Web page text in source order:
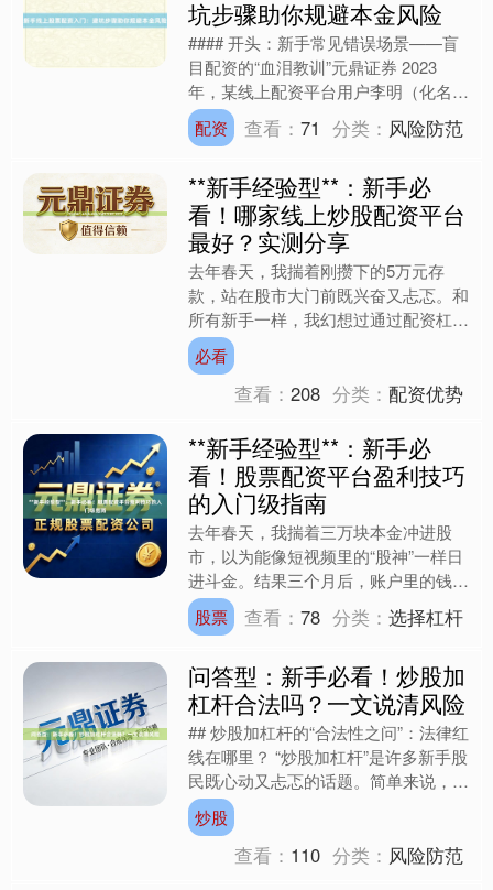
坑步骤助你规避本金风险
#### 开头：新手常见错误场景——盲
目配资的“血泪教训”元鼎证券 2023
年，某线上配资平台用户李明（化名）
因轻信“10倍杠杆，3天翻仓”的广告，
将5万元本金....
配资 查看：71 分类： 风险防范
**新手经验型**：新手必
看！哪家线上炒股配资平台
最好？实测分享
去年春天，我揣着刚攒下的5万元存
款，站在股市大门前既兴奋又忐忑。和
所有新手一样，我幻想过通过配资杠杆
快速实现财富增长，却在选择平台时陷
入迷雾——某平台客服承诺“....
必看
查看：208 分类：配资优势
**新手经验型**：新手必
看！股票配资平台盈利技巧
的入门级指南
去年春天，我揣着三万块本金冲进股
市，以为能像短视频里的“股神”一样日
进斗金。结果三个月后，账户里的钱只
剩不到一半，配资平台的利息却像雪球
一样越滚越大。那段日子，....
股票 查看：78 分类：选择杠杆
问答型：新手必看！炒股加
杠杆合法吗？一文说清风险
## 炒股加杠杆的“合法性之问”：法律红
线在哪里？ “炒股加杠杆”是许多新手股
民既心动又忐忑的话题。简单来说，加
杠杆就是通过借款或融资工具放大本
金，用更少的资金....
炒股
查看： 110 分类： 风险防范